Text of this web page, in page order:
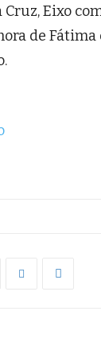
Cruz, Eixo
de